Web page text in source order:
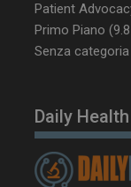
Patient
Primo Piano
Senza categoria
Daily